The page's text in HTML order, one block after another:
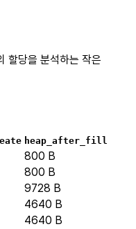
할당을 분석하는 작은
heap_after_fill
800 B
800 B
9728 B
4640 B
4640 B